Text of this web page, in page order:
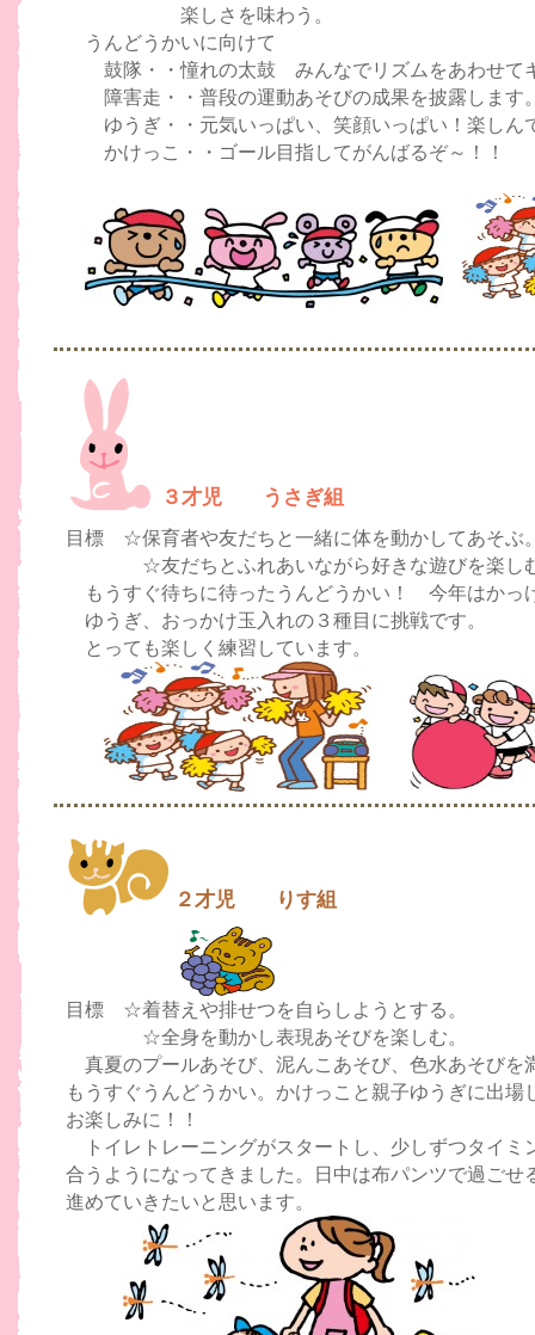
楽しさを味わう。
うんどうかいに向けて
鼓隊・・憧れの太鼓 みんなでリズムをあわせて
障害走・・普段の運動あそびの成果を披露します
ゆうぎ・・元気いっぱい、笑顔いっぱい！楽しん
かけっこ・・ゴール目指してがんばるぞ～！！
３才児 うさぎ組
目標 ☆保育者や友だちと一緒に体を動かしてあそぶ
☆友だちとふれあいながら好きな遊びを楽し
もうすぐ待ちに待ったうんどうかい！ 今年はかっ
ゆうぎ、おっかけ玉入れの３種目に挑戦です。
とっても楽しく練習しています。
２才児 りす組
目標 ☆着替えや排せつを自らしようとする。
☆全身を動かし表現あそびを楽しむ。
真夏のプールあそび、泥んこあそび、色水あそびを
もうすぐうんどうかい。かけっこと親子ゆうぎに出場
お楽しみに！！
トイレトレーニングがスタートし、少しずつタイミ
合うようになってきました。日中は布パンツで過ごせ
進めていきたいと思います。